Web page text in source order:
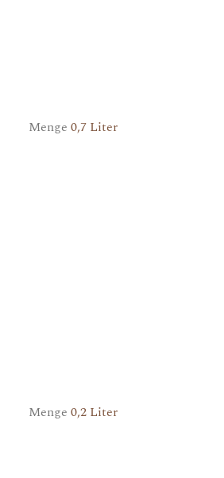
Menge 0,7 Liter
Menge 0,2 Liter